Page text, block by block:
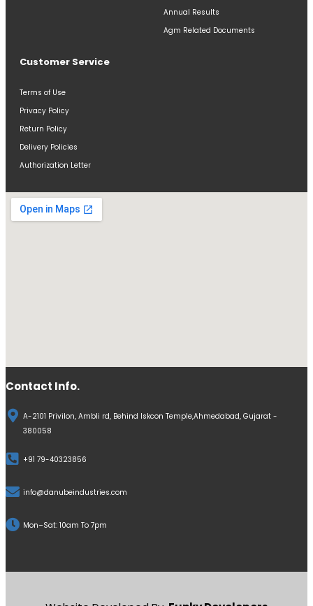
Annual Results
Agm Related Documents
Customer Service
Terms of Use
Privacy Policy
Return Policy
Delivery Policies
Authorization Letter
Contact Info.
A-2101 Privilon, Ambli rd, Behind Iskcon Temple,Ahmedabad, Gujarat -
380058
+91 79-40323856
info@danubeindustries.com
Mon–Sat: 10am To 7pm